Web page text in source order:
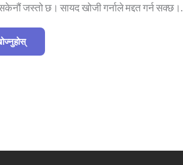
जस्तो छ। सायद खोजी गर्नाले मद्दत गर्न सक्छ।.